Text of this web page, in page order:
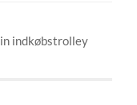
indkøbstrolley